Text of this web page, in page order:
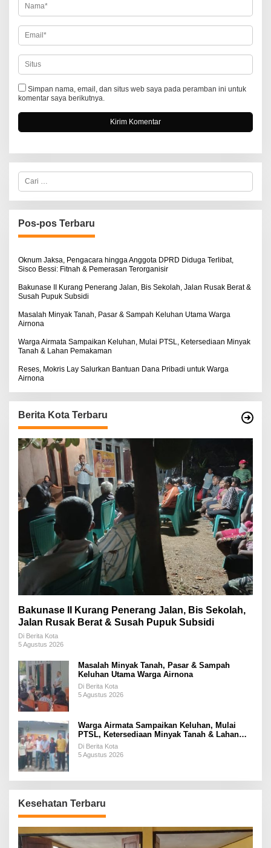
Simpan nama, email, dan situs web saya pada peramban ini untuk
komentar saya berikutnya.
C
r
i
u
n
u
:
Pos-pos Terbaru
Oknum Jaksa, Pengacara hingga Anggota DPRD Diduga Terlibat,
Sisco Bessi: Fitnah & Pemerasan Terorganisir
Bakunase II Kurang Penerang Jalan, Bis Sekolah, Jalan Rusak Berat &
Susah Pupuk Subsidi
Masalah Minyak Tanah, Pasar & Sampah Keluhan Utama Warga
Airnona
Warga Airmata Sampaikan Keluhan, Mulai PTSL, Ketersediaan Minyak
Tanah & Lahan Pemakaman
Reses, Mokris Lay Salurkan Bantuan Dana Pribadi untuk Warga
Airnona
Berita Kota Terbaru
Bakunase II Kurang Penerang Jalan, Bis Sekolah,
Jalan Rusak Berat & Susah Pupuk Subsidi
Di Berita Kota
5 Agustus 2026
Masalah Minyak Tanah, Pasar & Sampah
Keluhan Utama Warga Airnona
Di Berita Kota
5 Agustus 2026
Warga Airmata Sampaikan Keluhan, Mulai
PTSL, Ketersediaan Minyak Tanah & Lahan
Pemakaman
Di Berita Kota
5 Agustus 2026
Kesehatan Terbaru